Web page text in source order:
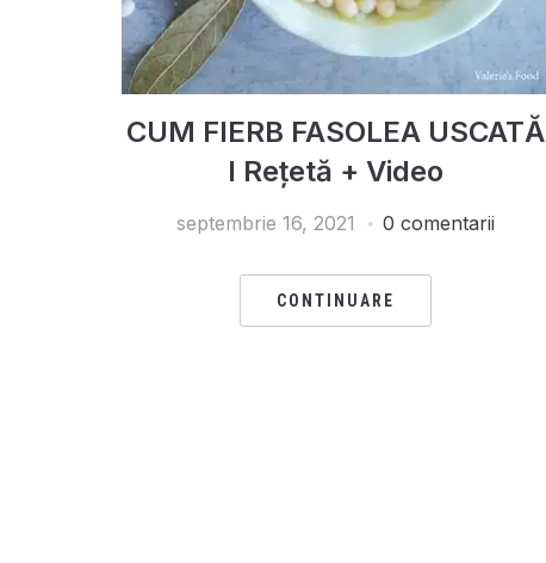
CUM FIERB FASOLEA USCATĂ
I Rețetă + Video
septembrie 16, 2021 0 comentarii
CONTINUARE